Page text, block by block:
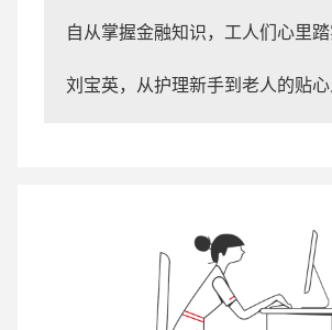
自从掌握金融知识，工人们心里
刘宝英，从护理新手到老人的贴心